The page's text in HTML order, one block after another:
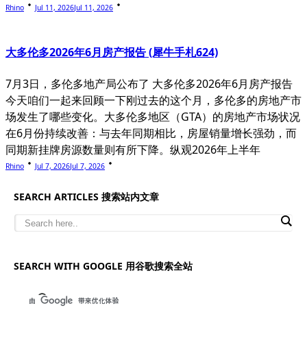
Rhino Jul 11, 2026Jul 11, 2026
大多伦多2026年6月房产报告 (犀牛手札624)
7月3日，多伦多地产局公布了 大多伦多2026年6月房产报告
今天咱们一起来回顾一下刚过去的这个月，多伦多的房地产市
场发生了哪些变化。大多伦多地区（GTA）的房地产市场状况
在6月份持续改善：与去年同期相比，房屋销量增长强劲，而
同期新挂牌房源数量则有所下降。纵观2026年上半年
Rhino Jul 7, 2026Jul 7, 2026
SEARCH ARTICLES 搜索站内文章
SEARCH WITH GOOGLE 用谷歌搜索全站